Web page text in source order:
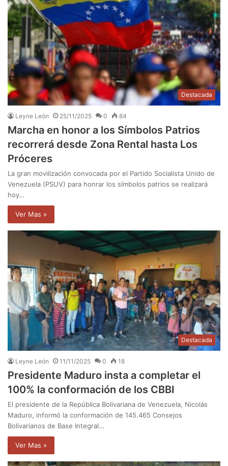
Destacada
Leyne León 25/11/2025 0 84
Marcha en honor a los Símbolos Patrios
recorrerá desde Zona Rental hasta Los
Próceres
La gran movilización convocada por el Partido Socialista Unido de
Venezuela (PSUV) para honrar los símbolos patrios se realizará
hoy…
Ver Mas »
Destacada
Leyne León 11/11/2025 0 18
Presidente Maduro insta a completar el
100% la conformación de los CBBI
El presidente de la República Bolivariana de Venezuela, Nicolás
Maduro, informó la conformación de 145.465 Consejos
Bolivarianos de Base Integral…
Ver Mas »